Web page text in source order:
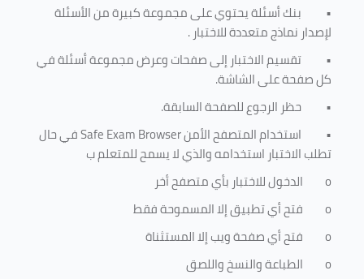
• بنك أسئلة يحتوي على مجموعة كبيرة من الأسئلة
لإصدار نماذج متعددة للاختبار.
• تقسيم الاختبار إلى صفحات وعرض مجموعة أسئلة في
كل صفحة على الشاشة.
• حظر الرجوع للصفحة السابقة.
• استخدام المتصفح الأمنSafe Exam Browserفي حال
تطلب الاختبار استخدامه والذي لا يسمح للمتعلم ب
o
الدخول للاختبار بأي متصفح أخر
o
فتح أي تطبيق إلا المسموحة فقط
o
فتح أي صفحة ويب إلا المستثناة
o
الطباعة والنسخ واللصق